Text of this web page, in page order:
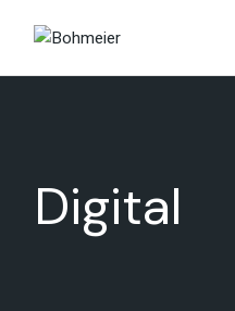
Digital